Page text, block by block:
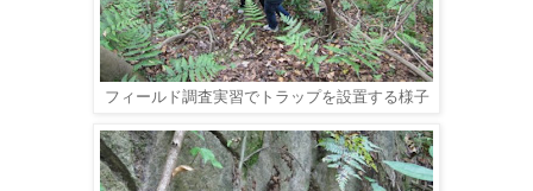
フィールド調査実習でトラップを設置する様子